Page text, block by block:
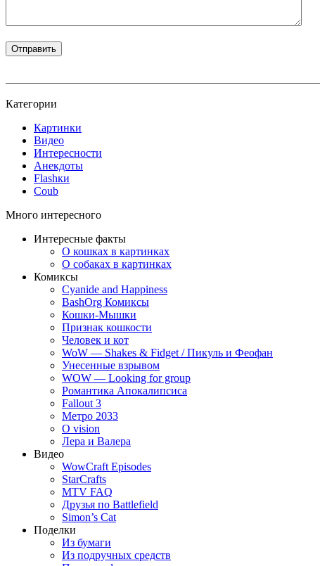
Категории
Картинки
Видео
Интересности
Анекдоты
Flashки
Coub
Много интересного
Интересные факты
О кошках в картинках
О собаках в картинках
Комиксы
Cyanide and Happiness
BashOrg Комиксы
Кошки-Мышки
Признак кошкости
Человек и кот
WoW — Shakes & Fidget / Пикуль и Феофан
Унесенные взрывом
WOW — Looking for group
Романтика Апокалипсиса
Fallout 3
Метро 2033
O vision
Лера и Валера
Видео
WowCraft Episodes
StarCrafts
MTV FAQ
Друзья по Battlefield
Simon’s Cat
Поделки
Из бумаги
Из подручных средств